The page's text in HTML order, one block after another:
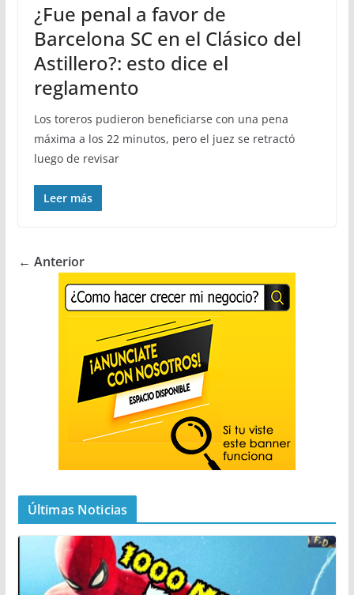
¿Fue penal a favor de
Barcelona SC en el Clásico del
Astillero?: esto dice el
reglamento
Los toreros pudieron beneficiarse con una pena
máxima a los 22 minutos, pero el juez se retractó
luego de revisar
Leer más
← Anterior
Últimas Noticias